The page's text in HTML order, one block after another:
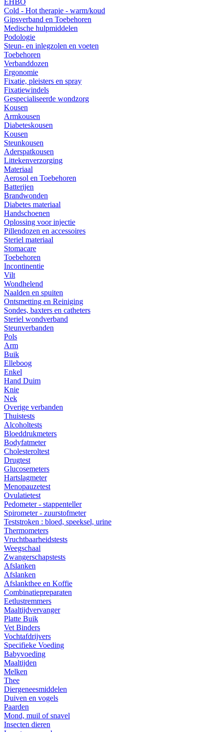
Cold - Hot therapie - warm/koud
Gipsverband en Toebehoren
Medische hulpmiddelen
Podologie
Steun- en inlegzolen en voeten
Toebehoren
Verbanddozen
Ergonomie
Fixatie, pleisters en spray
Fixatiewindels
Gespecialiseerde wondzorg
Kousen
Armkousen
Diabeteskousen
Kousen
Steunkousen
Aderspatkousen
Littekenverzorging
Materiaal
Aerosol en Toebehoren
Batterijen
Brandwonden
Diabetes materiaal
Handschoenen
Oplossing voor injectie
Pillendozen en accessoires
Steriel materiaal
Stomacare
Toebehoren
Incontinentie
Vilt
Wondhelend
Naalden en spuiten
Ontsmetting en Reiniging
Sondes, baxters en catheters
Steriel wondverband
Steunverbanden
Pols
Arm
Buik
Elleboog
Enkel
Hand Duim
Knie
Nek
Overige verbanden
Thuistests
Alcoholtests
Bloeddrukmeters
Bodyfatmeter
Cholesteroltest
Drugtest
Glucosemeters
Hartslagmeter
Menopauzetest
Ovulatietest
Pedometer - stappenteller
Spirometer - zuurstofmeter
Teststroken : bloed, speeksel, urine
Thermometers
Vruchtbaarheidstests
Weegschaal
Zwangerschapstests
Afslanken
Afslanken
Afslankthee en Koffie
Combinatiepreparaten
Eetlustremmers
Maaltijdvervanger
Platte Buik
Vet Binders
Vochtafdrijvers
Specifieke Voeding
Babyvoeding
Maaltijden
Melken
Thee
Diergeneesmiddelen
Duiven en vogels
Paarden
Mond, muil of snavel
Insecten dieren